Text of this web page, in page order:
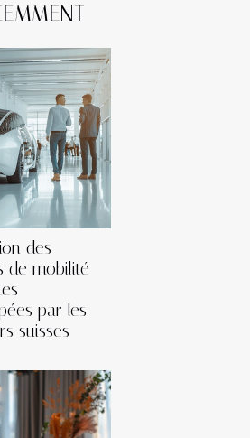
des
de mobilité
par les
suisses